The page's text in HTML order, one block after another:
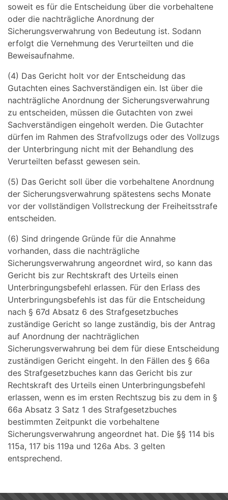
soweit es für die Entscheidung über die vorbehaltene
oder die nachträgliche Anordnung der
Sicherungsverwahrung von Bedeutung ist. Sodann
erfolgt die Vernehmung des Verurteilten und die
Beweisaufnahme.
(4) Das Gericht holt vor der Entscheidung das
Gutachten eines Sachverständigen ein. Ist über die
nachträgliche Anordnung der Sicherungsverwahrung
zu entscheiden, müssen die Gutachten von zwei
Sachverständigen eingeholt werden. Die Gutachter
dürfen im Rahmen des Strafvollzugs oder des Vollzugs
der Unterbringung nicht mit der Behandlung des
Verurteilten befasst gewesen sein.
(5) Das Gericht soll über die vorbehaltene Anordnung
der Sicherungsverwahrung spätestens sechs Monate
vor der vollständigen Vollstreckung der Freiheitsstrafe
entscheiden.
(6) Sind dringende Gründe für die Annahme
vorhanden, dass die nachträgliche
Sicherungsverwahrung angeordnet wird, so kann das
Gericht bis zur Rechtskraft des Urteils einen
Unterbringungsbefehl erlassen. Für den Erlass des
Unterbringungsbefehls ist das für die Entscheidung
nach § 67d Absatz 6 des Strafgesetzbuches
zuständige Gericht so lange zuständig, bis der Antrag
auf Anordnung der nachträglichen
Sicherungsverwahrung bei dem für diese Entscheidung
zuständigen Gericht eingeht. In den Fällen des § 66a
des Strafgesetzbuches kann das Gericht bis zur
Rechtskraft des Urteils einen Unterbringungsbefehl
erlassen, wenn es im ersten Rechtszug bis zu dem in §
66a Absatz 3 Satz 1 des Strafgesetzbuches
bestimmten Zeitpunkt die vorbehaltene
Sicherungsverwahrung angeordnet hat. Die §§ 114 bis
115a, 117 bis 119a und 126a Abs. 3 gelten
entsprechend.